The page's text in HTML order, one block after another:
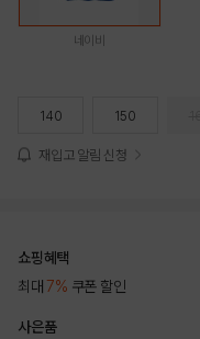
네이비
140 150
재입고 알림 신청
쇼핑혜택
최대 7% 쿠폰 할인
사은품